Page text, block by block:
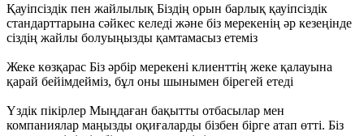
Қауіпсіздік пен жайлылық Біздің орын барлық қауіпсіздік
стандарттарына сәйкес келеді және біз мерекенің әр кезеңінде
сіздің жайлы болуыңызды қамтамасыз етеміз
Жеке көзқарас Біз әрбір мерекені клиенттің жеке қалауына
қарай бейімдейміз, бұл оны шынымен бірегей етеді
Үздік пікірлер Мыңдаған бақытты отбасылар мен
компаниялар маңызды оқиғаларды бізбен бірге атап өтті. Біз